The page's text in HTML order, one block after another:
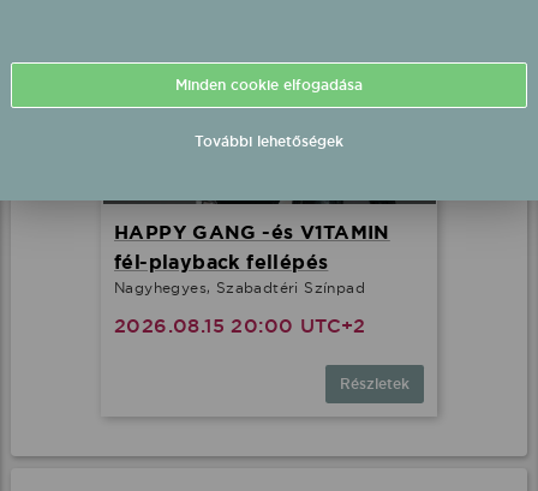
HAPPY GANG -és V1TAMIN
fél-playback fellépés
Nagyhegyes, Szabadtéri Színpad
2026.08.15 20:00 UTC+2
Részletek
Minden cookie elfogadása
További lehetőségek